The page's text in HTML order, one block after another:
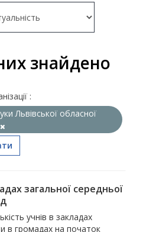
знайдено
:
Львівської обласної
загальної середньої
учнів в закладах
в громадах на початок